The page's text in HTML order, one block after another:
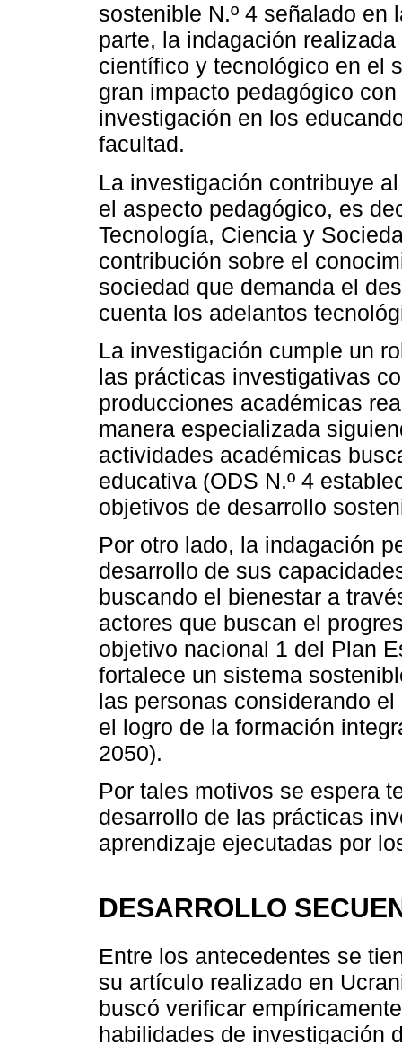
sostenible N.º 4 señalado en
parte, la indagación
científico y tecnológico en el
gran impacto pedagógico
investigación en los
facultad.
La investigación contribuye
el aspecto pedagógico, es
Tecnología, Ciencia y
contribución sobre el
sociedad que demanda el
cuenta los adelantos
La investigación cumple un
las prácticas investigativas
producciones académicas
manera especializada
actividades académicas
educativa (ODS N.º 4
objetivos de desarrollo
Por otro lado, la indagación
desarrollo de sus
buscando el bienestar a
actores que buscan el
objetivo nacional 1 del Plan
fortalece un sistema
las personas considerando
el logro de la formación
2050).
Por tales motivos se espera
desarrollo de las prácticas
aprendizaje ejecutadas por
DESARROLLO
Entre los antecedentes se
su artículo realizado en
buscó verificar
habilidades de investigación